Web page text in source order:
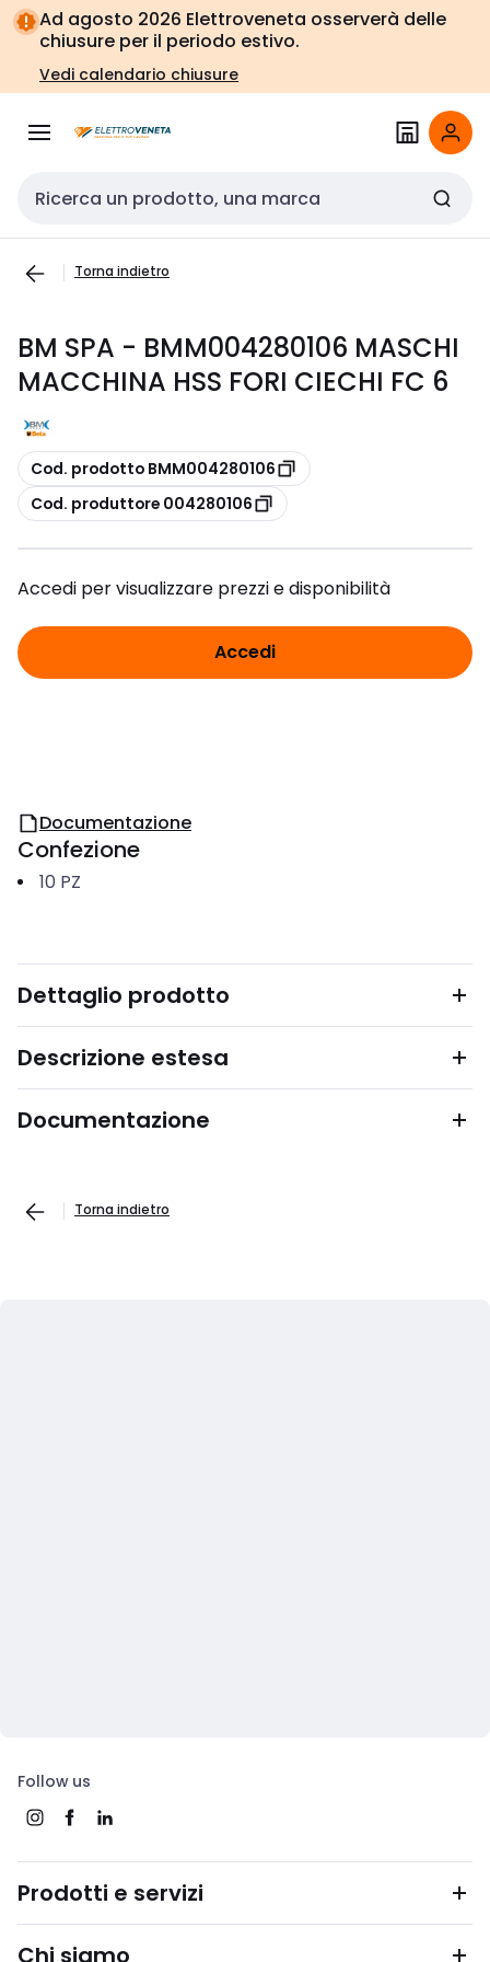
Vai alla
navigazione
Vai
alla
pagina
Ad agosto 2026 Elettroveneta osserverà delle
chiusure per il periodo estivo.
Vedi calendario chiusure
Cerca input
Torna indietro
BM SPA - BMM004280106 MASCHI
MACCHINA HSS FORI CIECHI FC 6
copia
Cod. prodotto BMM004280106
copia
Cod. produttore 004280106
Accedi per visualizzare prezzi e disponibilità
Accedi
Documentazione
Confezione
10 PZ
Dettaglio prodotto
Descrizione estesa
Documentazione
Torna indietro
Follow us
Prodotti e servizi
Chi siamo